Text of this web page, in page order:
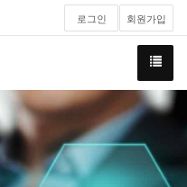
로그인 회원가입
(주)
한
국
오
토
메